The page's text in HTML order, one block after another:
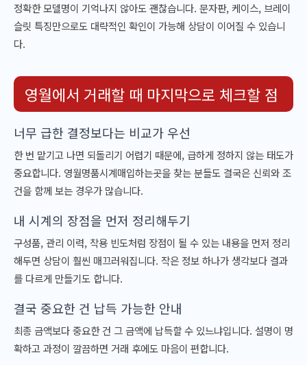
정확한 모델명이 기억나지 않아도 괜찮습니다. 문자판, 케이스, 브레이
슬릿 특징만으로도 대략적인 확인이 가능해 상담이 이어질 수 있습니
다.
영월에서 거래할 때 마지막으로 체크할 점
너무 급한 결정보다는 비교가 우선
한 번 맡기고 나면 되돌리기 어렵기 때문에, 급하게 정하지 않는 태도가
중요합니다. 영월명품시계매입하는곳을 찾는 분들도 결국은 신뢰와 조
건을 함께 보는 경우가 많습니다.
내 시계의 장점을 먼저 정리해두기
구성품, 관리 이력, 착용 빈도처럼 장점이 될 수 있는 내용을 먼저 정리
해두면 상담이 훨씬 매끄러워집니다. 작은 정보 하나가 생각보다 결과
를 다르게 만들기도 합니다.
결국 중요한 건 납득 가능한 안내
최종 금액보다 중요한 건 그 금액에 납득할 수 있느냐입니다. 설명이 명
확하고 과정이 깔끔하면 거래 후에도 마음이 편합니다.